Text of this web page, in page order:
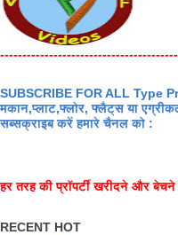
SUBSCRIBE FOR ALL Type
मकान,प्लाट,फ्लोर, फ्लैट्स या
सब्सक्राइब करें हमारे चैनल को :
हर तरह की प्रॉपर्टी खरीदने और
RECENT HOT